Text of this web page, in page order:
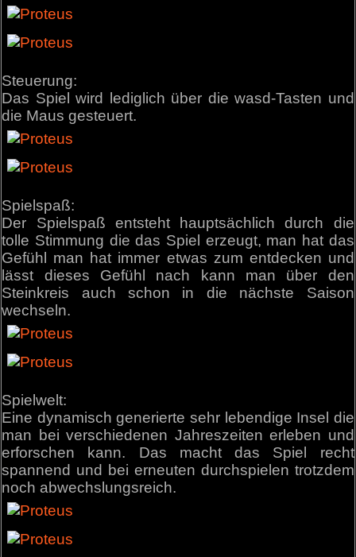
Steuerung:
Das Spiel wird lediglich über die wasd-Tasten und
die Maus gesteuert.
Spielspaß:
Der Spielspaß entsteht hauptsächlich durch die
tolle Stimmung die das Spiel erzeugt, man hat das
Gefühl man hat immer etwas zum entdecken und
lässt dieses Gefühl nach kann man über den
Steinkreis auch schon in die nächste Saison
wechseln.
Spielwelt:
Eine dynamisch generierte sehr lebendige Insel die
man bei verschiedenen Jahreszeiten erleben und
erforschen kann. Das macht das Spiel recht
spannend und bei erneuten durchspielen trotzdem
noch abwechslungsreich.